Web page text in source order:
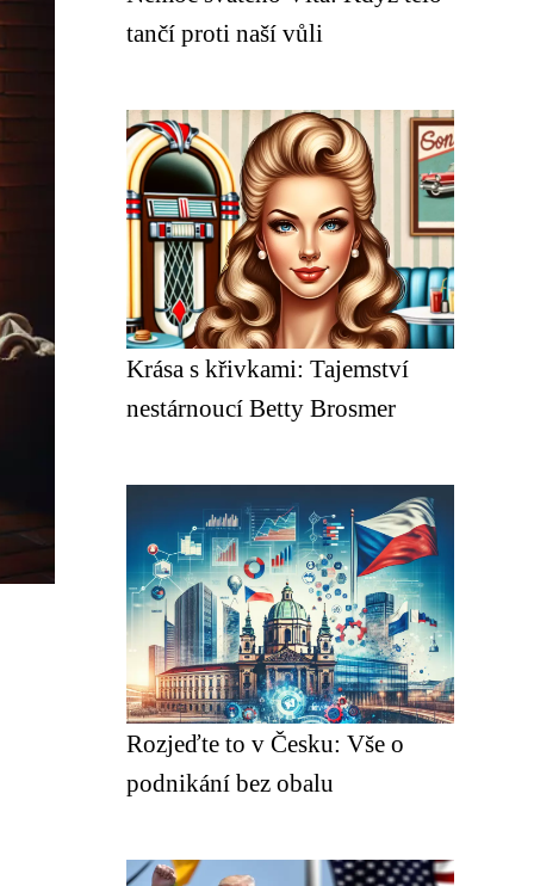
tančí proti naší vůli
Krása s křivkami: Tajemství
nestárnoucí Betty Brosmer
Rozjeďte to v Česku: Vše o
podnikání bez obalu